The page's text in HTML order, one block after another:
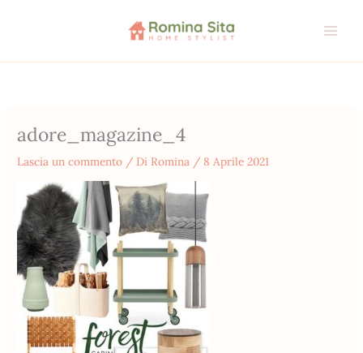
adore_magazine_4
Lascia un commento / Di Romina / 8 Aprile 2021